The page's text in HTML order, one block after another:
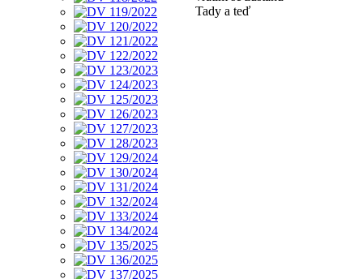
Tady a teď